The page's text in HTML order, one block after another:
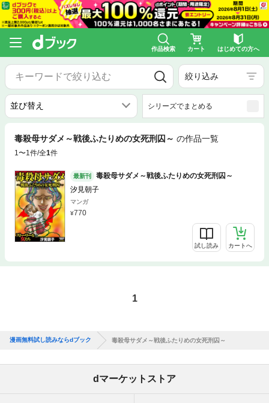
作品検索 カート はじめての方へ
絞り込み
シリーズでまとめる
毒殺母サダメ～戦後ふたりめの女死刑囚～ の作品一覧
1〜1件/全1件
最新刊
毒殺母サダメ～戦後ふたりめの女死刑囚～
汐見朝子
マンガ
770
試し読み カートへ
1
漫画無料試し読みならdブック 毒殺母サダメ～戦後ふたりめの女死刑囚～
dマーケットストア